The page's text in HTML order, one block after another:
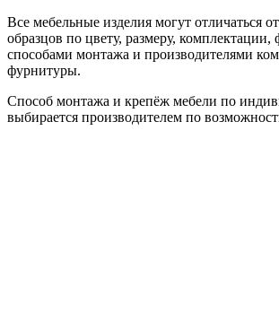
Все мебельные изделия могут отличаться
образцов по цвету, размеру, комплектации,
способами монтажа и производителями
фурнитуры.
Способ монтажа и крепёж мебели по
выбирается производителем по